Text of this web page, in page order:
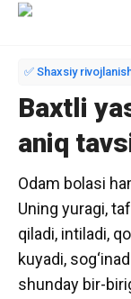
✅ Shaxsiy
Baxtli
aniq
Odam bolasi
Uning yuragi,
qiladi, intiladi,
kuyadi,
shunday bir-